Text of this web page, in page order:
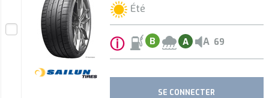
Été
ⓘ B A A 69
SE CONNECTER